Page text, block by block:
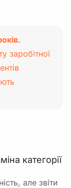
заробітної
категорії
але звіти